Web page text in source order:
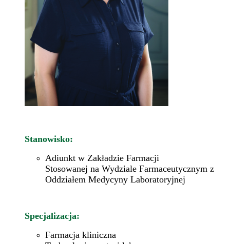
Stanowisko:
Adiunkt w Zakładzie Farmacji
Stosowanej na Wydziale Farmaceutycznym z
Oddziałem Medycyny Laboratoryjnej
Specjalizacja:
Farmacja kliniczna